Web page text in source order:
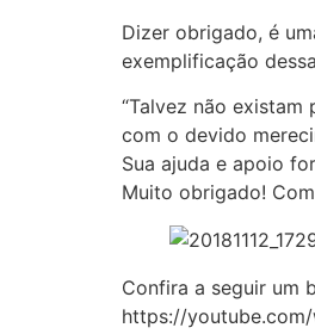
Dizer obrigado, é
exemplificação
“Talvez não
com o devido
Sua ajuda e apoio
Muito obrigado!
Confira a seguir um
https://